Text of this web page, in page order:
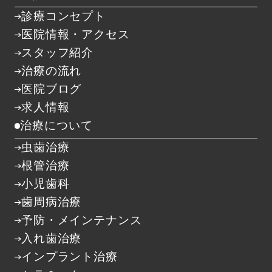
診療コンセプト
医院情報・アクセス
スタッフ紹介
治療の流れ
医院ブログ
求人情報
治療について
虫歯治療
根管治療
小児歯科
歯周病治療
予防・メインテナンス
入れ歯治療
インプラント治療